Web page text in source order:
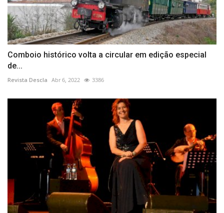
Comboio histórico volta a circular em edição especial
de...
Revista Descla Abr 6, 2022 3386